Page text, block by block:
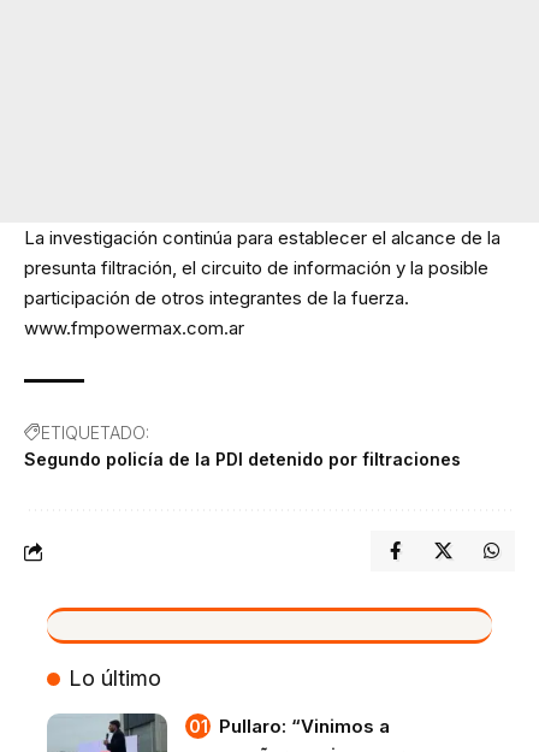
La investigación continúa para establecer el alcance de la
presunta filtración, el circuito de información y la posible
participación de otros integrantes de la fuerza.
www.fmpowermax.com.ar
ETIQUETADO:
Segundo policía de la PDI detenido por filtraciones
VIVO
Lo último
Pullaro: “Vinimos a